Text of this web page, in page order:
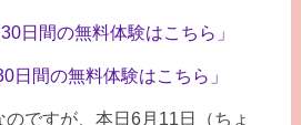
日間の無料体験はこちら」
日間の無料体験はこちら」
ですが、本日6月11日（ちょ